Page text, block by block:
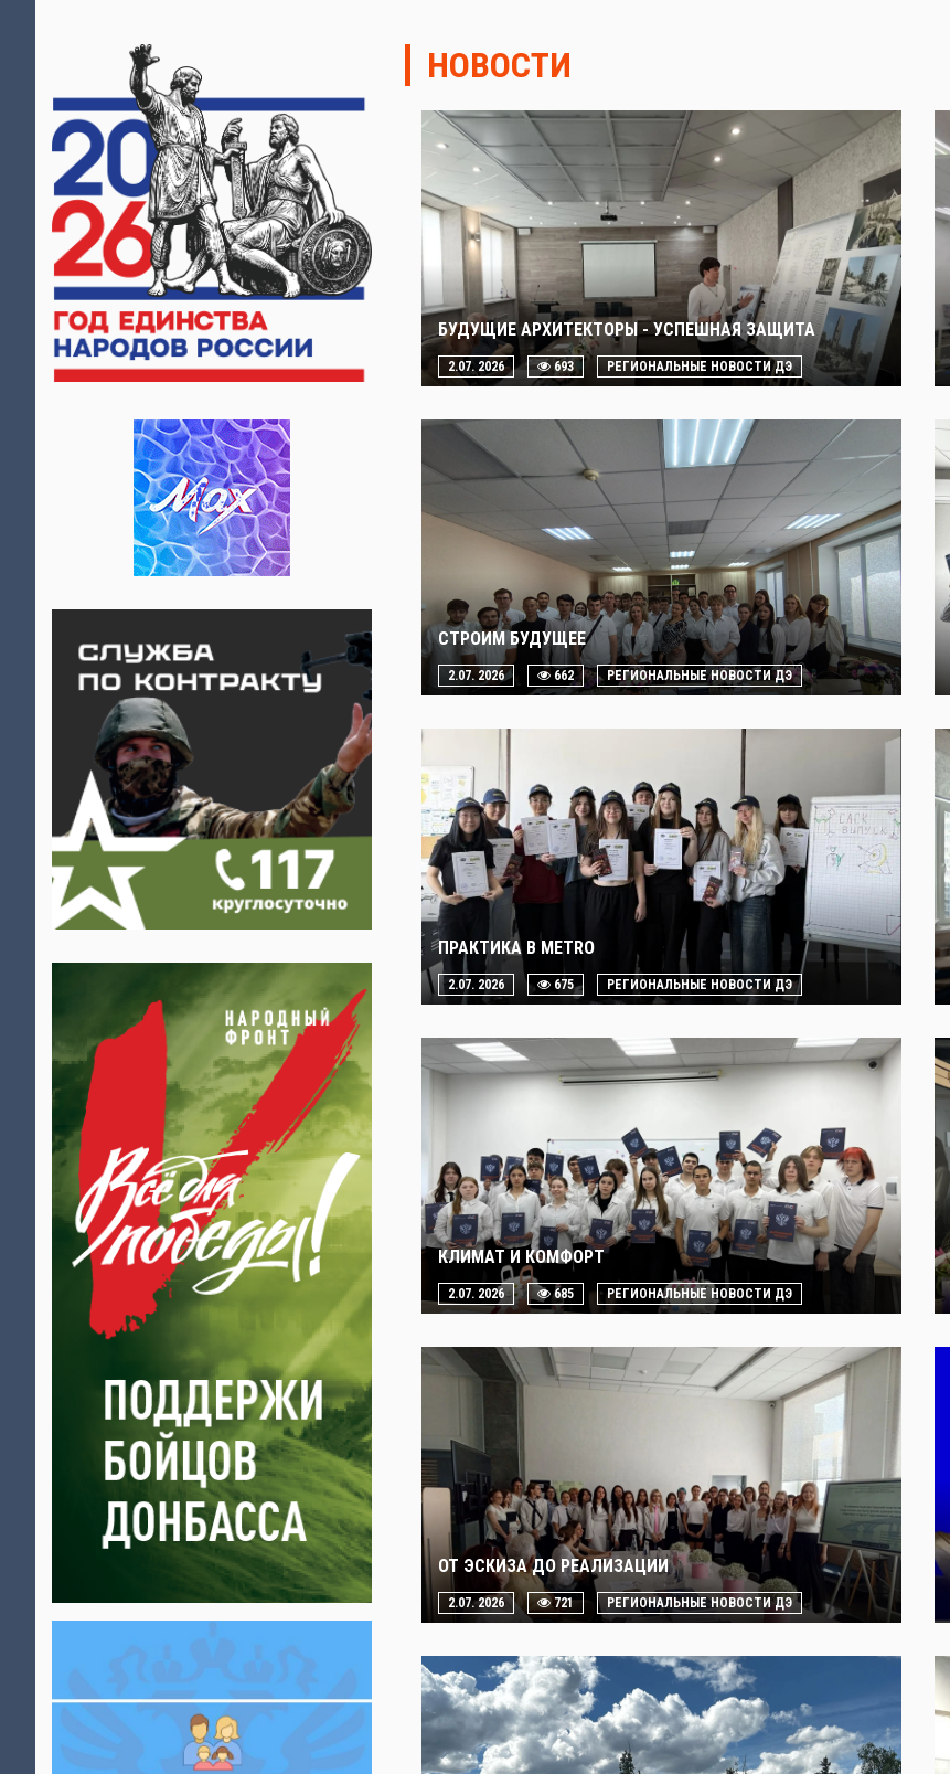
НОВОСТИ
БУДУЩИЕ АРХИТЕКТОРЫ - УСПЕШНАЯ ЗАЩИТА
2.07. 2026 693 РЕГИОНАЛЬНЫЕ НОВОСТИ ДЭ
СТРОИМ БУДУЩЕЕ
2.07. 2026 662 РЕГИОНАЛЬНЫЕ НОВОСТИ ДЭ
ПРАКТИКА В METRO
2.07. 2026 675 РЕГИОНАЛЬНЫЕ НОВОСТИ ДЭ
КЛИМАТ И КОМФОРТ
2.07. 2026 685 РЕГИОНАЛЬНЫЕ НОВОСТИ ДЭ
ОТ ЭСКИЗА ДО РЕАЛИЗАЦИИ
2.07. 2026 721 РЕГИОНАЛЬНЫЕ НОВОСТИ ДЭ